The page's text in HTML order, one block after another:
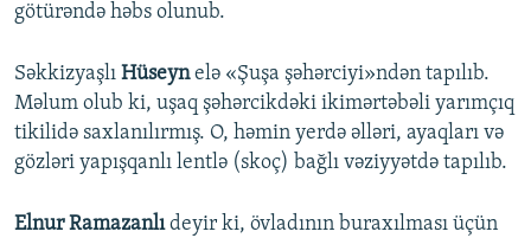
götürəndə həbs olunub.
Səkkizyaşlı Hüseynelə «Şuşa şəhərciyi»ndən tapılıb.
Məlum olub ki, uşaq şəhərcikdəki ikimərtəbəli yarımçıq
tikilidə saxlanılırmış. O, həmin yerdə əlləri, ayaqları və
gözləri yapışqanlı lentlə (skoç) bağlı vəziyyətdə tapılıb.
Elnur Ramazanlıdeyir ki, övladının buraxılması üçün